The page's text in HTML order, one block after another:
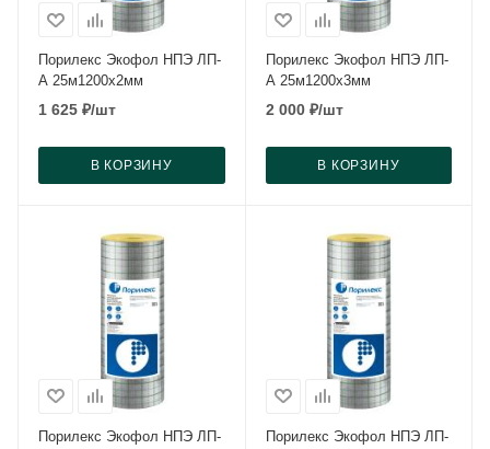
Порилекс Экофол НПЭ ЛП-
А 25м1200x2мм
1 625 ₽/шт
В КОРЗИНУ
Порилекс Экофол НПЭ ЛП-
А 25м1200x3мм
2 000₽/шт
В КОРЗИНУ
Порилекс Экофол НПЭ ЛП-
Порилекс Экофол НПЭ ЛП-